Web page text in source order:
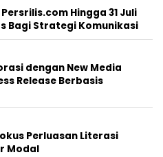
Hingga 31 Juli
Bagi Strategi Komunikasi
dengan New Media
Release Berbasis
Perluasan Literasi
Modal